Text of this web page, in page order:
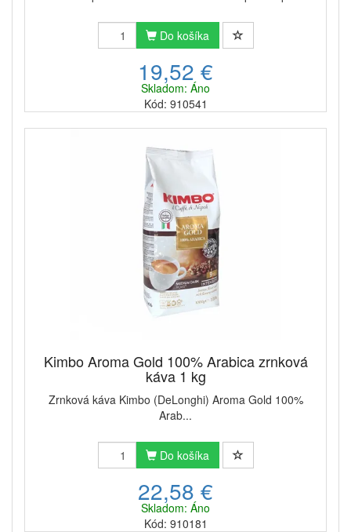
Do košíka
19,52 €
Skladom: Áno
Kód: 910541
Kimbo Aroma Gold 100% Arabica zrnková
káva 1 kg
Zrnková káva Kimbo (DeLonghi) Aroma Gold 100%
Arab...
Do košíka
22,58 €
Skladom: Áno
Kód: 910181